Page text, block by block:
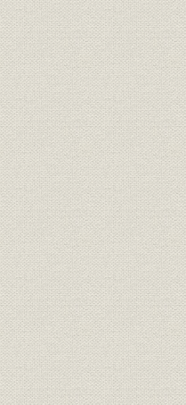
朝鮮戦争と新局面
安城工場の増設
製品展示即売会
業績好調と内紛